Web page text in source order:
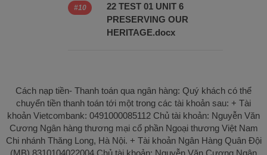
22 TEST 01 UNIT 6
PRESERVING OUR
HERITAGE.docx
Cách nạp tiền- Thanh toán qua ngân hàng: Quý khách có thể
chuyển tiền thanh toán tới một trong các tài khoản sau: + Tài
khoản Vietcombank: 0491000085112 Chủ tài khoản: Nguyễn Văn
Cương Ngân hàng thương mại cổ phần Ngoại thương Việt Nam
Chi nhánh Thăng Long, Hà Nội. + Tài khoản Ngân Hàng Quân Đội
(MB) 8310104022004 Chủ tài khoản: Nguyễn Văn Cương Ngân